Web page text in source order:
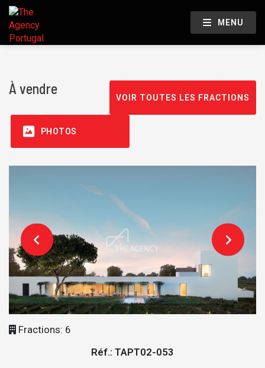
MENU
À vendre
VOIR TOUTES LES FRACTIONS
PHOTOS
Fractions: 6
Réf.: TAPT02-053